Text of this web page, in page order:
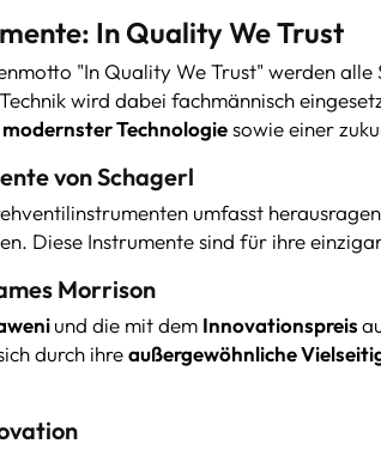
In Quality We Trust
"In Quality We Trust" werden
wird dabei fachmännisch
modernster Technologiesowie einer
von Schagerl
umfasst
Diese Instrumente sind für ihre
Morrison
und die mit dem Innovationspreis
durch ihreaußergewöhnliche